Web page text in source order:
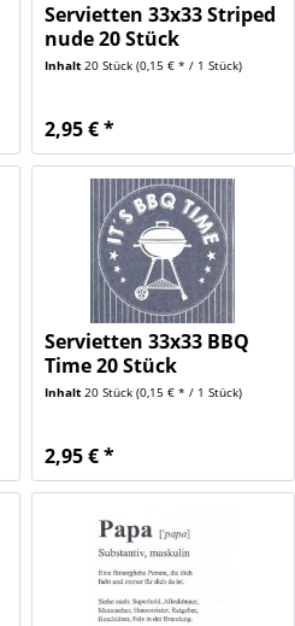
Servietten 33x33 Striped
nude 20 Stück
Inhalt 20 Stück (0,15 € * / 1 Stück)
2,95 € *
Servietten 33x33 BBQ
Time 20 Stück
Inhalt 20 Stück (0,15 € * / 1 Stück)
2,95 € *